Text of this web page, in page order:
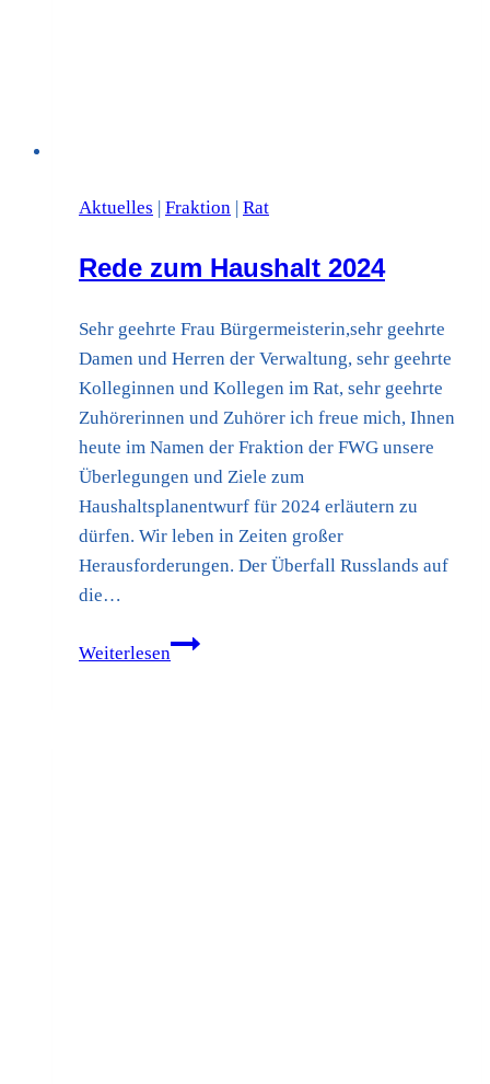
Aktuelles | Fraktion | Rat
Rede zum Haushalt 2024
Sehr geehrte Frau Bürgermeisterin,sehr geehrte
Damen und Herren der Verwaltung, sehr geehrte
Kolleginnen und Kollegen im Rat, sehr geehrte
Zuhörerinnen und Zuhörer ich freue mich, Ihnen
heute im Namen der Fraktion der FWG unsere
Überlegungen und Ziele zum
Haushaltsplanentwurf für 2024 erläutern zu
dürfen. Wir leben in Zeiten großer
Herausforderungen. Der Überfall Russlands auf
die…
Weiterlesen
Rede